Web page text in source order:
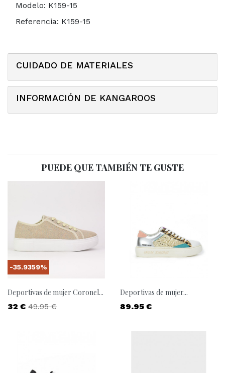
Modelo: K159-15
Referencia: K159-15
CUIDADO DE MATERIALES
INFORMACIÓN DE KANGAROOS
PUEDE QUE TAMBIÉN TE GUSTE
Deportivas de mujer Coronel...
Precio
32 € Precio base
49.95 €
-35.9359%
Deportivas de mujer...
Precio
89.95 €